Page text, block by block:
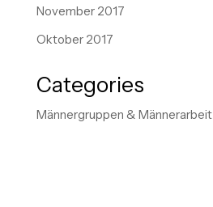
November 2017
Oktober 2017
Categories
Männergruppen & Männerarbeit